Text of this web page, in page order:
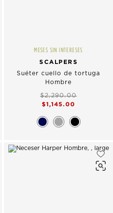
MESES SIN INTERESES
SCALPERS
Suéter cuello de tortuga
Hombre
$2,290.00
$1,145.00